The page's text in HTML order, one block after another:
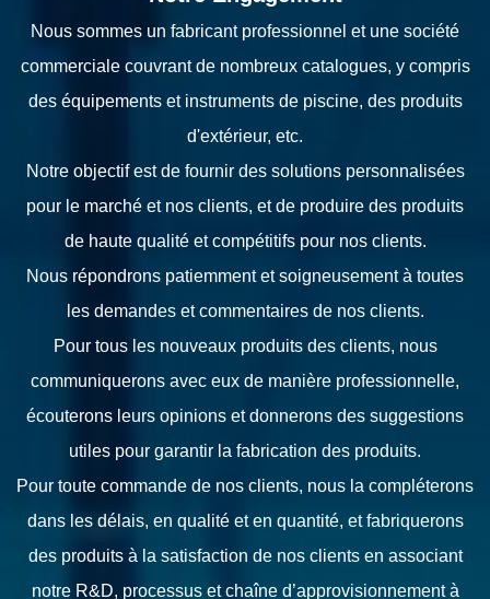
Nous sommes un fabricant professionnel et une société
commerciale couvrant de nombreux catalogues, y compris
des équipements et instruments de piscine, des produits
d'extérieur, etc.
Notre objectif est de fournir des solutions personnalisées
pour le marché et nos clients, et de produire des produits
de haute qualité et compétitifs pour nos clients.
Nous répondrons patiemment et soigneusement à toutes
les demandes et commentaires de nos clients.
Pour tous les nouveaux produits des clients, nous
communiquerons avec eux de manière professionnelle,
écouterons leurs opinions et donnerons des suggestions
utiles pour garantir la fabrication des produits.
Pour toute commande de nos clients, nous la compléterons
dans les délais, en qualité et en quantité, et fabriquerons
des produits à la satisfaction de nos clients en associant
notre R&D, processus et chaîne d’approvisionnement à